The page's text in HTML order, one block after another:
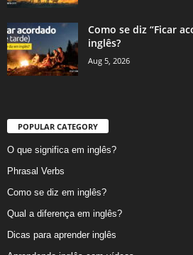
Como se diz “Ficar
inglês?
Aug 5, 2026
POPULAR CATEGORY
O que significa em inglês?
Phrasal Verbs
Como se diz em inglês?
Qual a diferença em inglês?
Dicas para aprender inglês